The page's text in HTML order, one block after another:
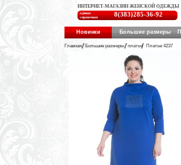
ИНТЕРНЕТ-МАГАЗИН ЖЕНСКОЙ ОДЕЖДЫ
единая
справочная
8(383)285-36-92
Новинки Большие размеры
Главная Большие размеры платья Платье 4237